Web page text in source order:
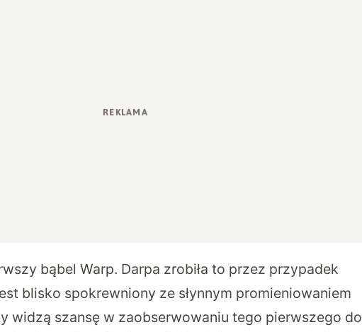
bąbel Warp. Darpa zrobiła to przez przypadek
blisko spokrewniony ze słynnym promieniowaniem
widzą szansę w zaobserwowaniu tego pierwszego do